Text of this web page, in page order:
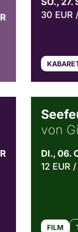
30 EUR
von
DI., 06.
12 EUR /
FILM